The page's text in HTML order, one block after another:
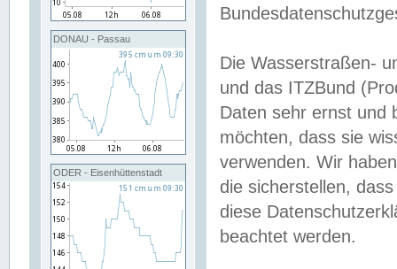
DONAU - Passau
ODER - Eisenhüttenstadt
Die Wasserstraßen-
und das ITZBund
Daten sehr ernst und
möchten, dass sie
verwenden. Wir
die sicherstellen,
diese
beachtet werden.